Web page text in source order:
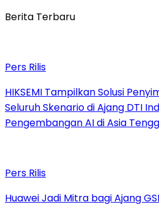
Berita Terbaru
Pers Rilis
HIKSEMI Tampilkan Solusi
Seluruh Skenario di Ajang DTI
Pengembangan AI di Asia
Pers Rilis
Huawei Jadi Mitra bagi Ajang